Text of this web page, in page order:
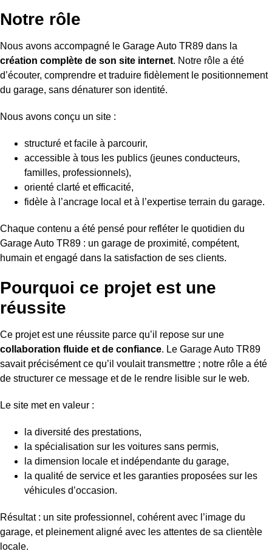
Notre rôle
Nous avons accompagné le Garage Auto TR89 dans la
création complète de son site internet. Notre rôle a été
d’écouter, comprendre et traduire fidèlement le positionnement
du garage, sans dénaturer son identité.
Nous avons conçu un site :
structuré et facile à parcourir,
accessible à tous les publics (jeunes conducteurs,
familles, professionnels),
orienté clarté et efficacité,
fidèle à l’ancrage local et à l’expertise terrain du garage.
Chaque contenu a été pensé pour refléter le quotidien du
Garage Auto TR89 : un garage de proximité, compétent,
humain et engagé dans la satisfaction de ses clients.
Pourquoi ce projet est une
réussite
Ce projet est une réussite parce qu’il repose sur une
collaboration fluide et de confiance. Le Garage Auto TR89
savait précisément ce qu’il voulait transmettre ; notre rôle a été
de structurer ce message et de le rendre lisible sur le web.
Le site met en valeur :
la diversité des prestations,
la spécialisation sur les voitures sans permis,
la dimension locale et indépendante du garage,
la qualité de service et les garanties proposées sur les
véhicules d’occasion.
Résultat : un site professionnel, cohérent avec l’image du
garage, et pleinement aligné avec les attentes de sa clientèle
locale.